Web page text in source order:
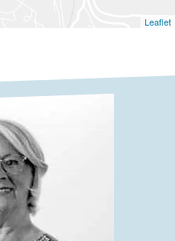
Leaflet